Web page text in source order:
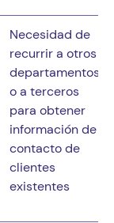
Necesidad de
recurrir a otros
departamentos
o a terceros
para obtener
información de
contacto de
clientes
existentes